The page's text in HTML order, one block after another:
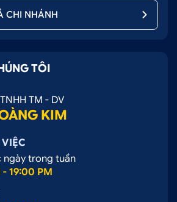
CHI NHÁNH
TÔI
TM - DV
KIM
ngày trong tuần
19:00 PM